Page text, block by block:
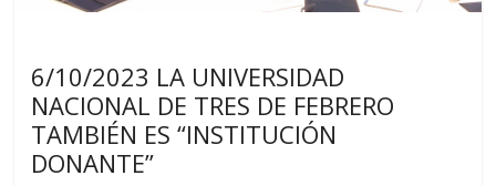
6/10/2023 LA UNIVERSIDAD
NACIONAL DE TRES DE FEBRERO
TAMBIÉN ES “INSTITUCIÓN
DONANTE”